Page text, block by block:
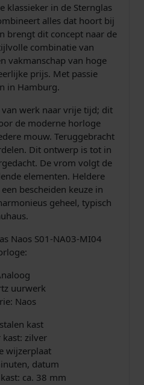
klassieker in de Sternglas
alles dat hoort bij
brengt dit concept naar de
combinatie van
vakmanschap van hoge
prijs. Met passie
in Hamburg.
werk naar vrije tijd; dit
de moderne horloge
mouw. Teruggebracht
Dit ontwerp is tot in
De vrom volgt de
elementen. Heldere
bescheiden keuze in
geheel, typisch
Naos S01-NA03-MI04
uurwerk
Naos
kast
kast: zilver
wijzerplaat
datum
ca. 38 mm